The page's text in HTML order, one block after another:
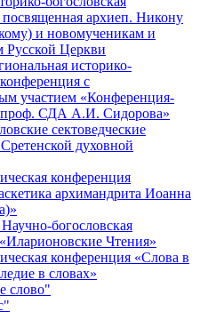
архиеп. Никону
и новомученикам и
Русской Церкви
историко-
с
участием «Конференция-
проф. СДА А.И. Сидорова»
сектоведческие
духовной
конференция
архимандрита Иоанна
богословская
Чтения»
конференция «Cлова в
в словах»
слово"